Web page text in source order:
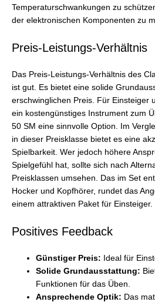
Temperaturschwankungen zu
der elektronischen Komponenten zu
Preis-Leistungs-Verhältnis
Das Preis-Leistungs-Verhältnis des
ist gut. Es bietet eine solide
erschwinglichen Preis. Für Einsteiger
ein kostengünstiges Instrument zum
50 SM eine sinnvolle Option. Im
in dieser Preisklasse bietet es eine
Spielbarkeit. Wer jedoch höhere
Spielgefühl hat, sollte sich nach
Preisklassen umsehen. Das im Set
Hocker und Kopfhörer, rundet das
einem attraktiven Paket für Einsteiger.
Positives Feedback
Günstiger Preis: Ideal für
Solide Grundausstattung:
Funktionen für das Üben.
Ansprechende Optik: Das